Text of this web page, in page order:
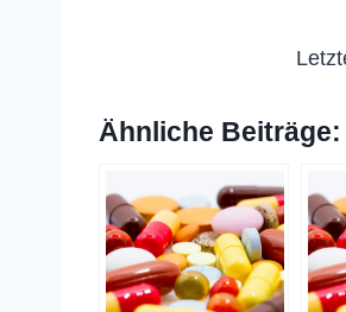
Ähnliche Beiträge: